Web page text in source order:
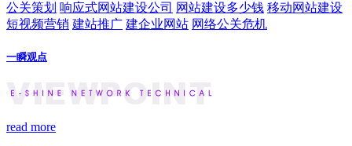
公关策划 响应式网站建设公司 网站建设多少钱 移动网站建设
短视频营销 建站推广 建企业网站 网络公关危机
一瞬观点
read more